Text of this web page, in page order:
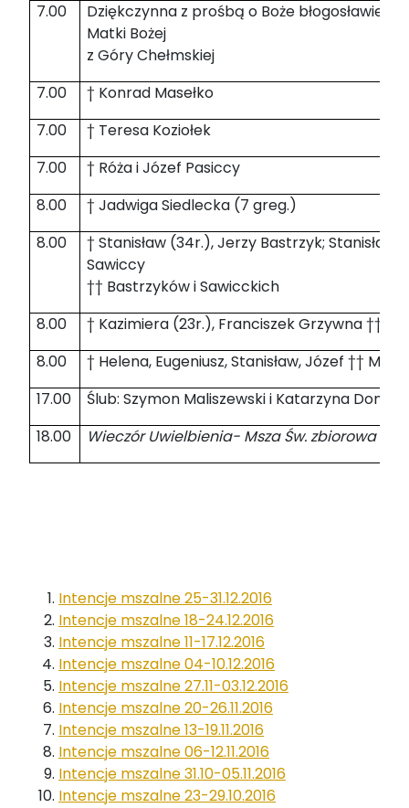
7.00
Dziękczynna z prośbą o Boże
Matki Bożej
z Góry Chełmskiej
7.00
† Konrad Masełko
7.00
† Teresa Koziołek
7.00
† Róża i Józef Pasiccy
8.00
† Jadwiga Siedlecka (7 greg.)
8.00
† Stanisław (34r.), Jerzy Bastrzyk; Stanisław
Sawiccy
†† Bastrzyków i Sawicckich
8.00
† Kazimiera (23r.), Franciszek Grzywna ††
8.00
† Helena, Eugeniusz, Stanisław, Józef ††
17.00
Ślub: Szymon Maliszewski i Katarzyna
18.00
Wieczór Uwielbienia- Msza Św. zbiorowa
Intencje mszalne 25-31.12.2016
Intencje mszalne 18-24.12.2016
Intencje mszalne 11-17.12.2016
Intencje mszalne 04-10.12.2016
Intencje mszalne 27.11-03.12.2016
Intencje mszalne 20-26.11.2016
Intencje mszalne 13-19.11.2016
Intencje mszalne 06-12.11.2016
Intencje mszalne 31.10-05.11.2016
Intencje mszalne 23-29.10.2016